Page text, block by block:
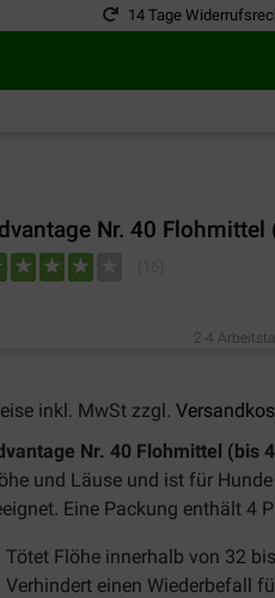
14 Tage
Nr. 40
2-4
inkl. MwSt zzgl.
Nr. 40 Flohmittel (bis
und Läuse und ist für
Eine Packung enthält 4
Tötet Flöhe innerhalb von 32
Verhindert einen Wiederbefall